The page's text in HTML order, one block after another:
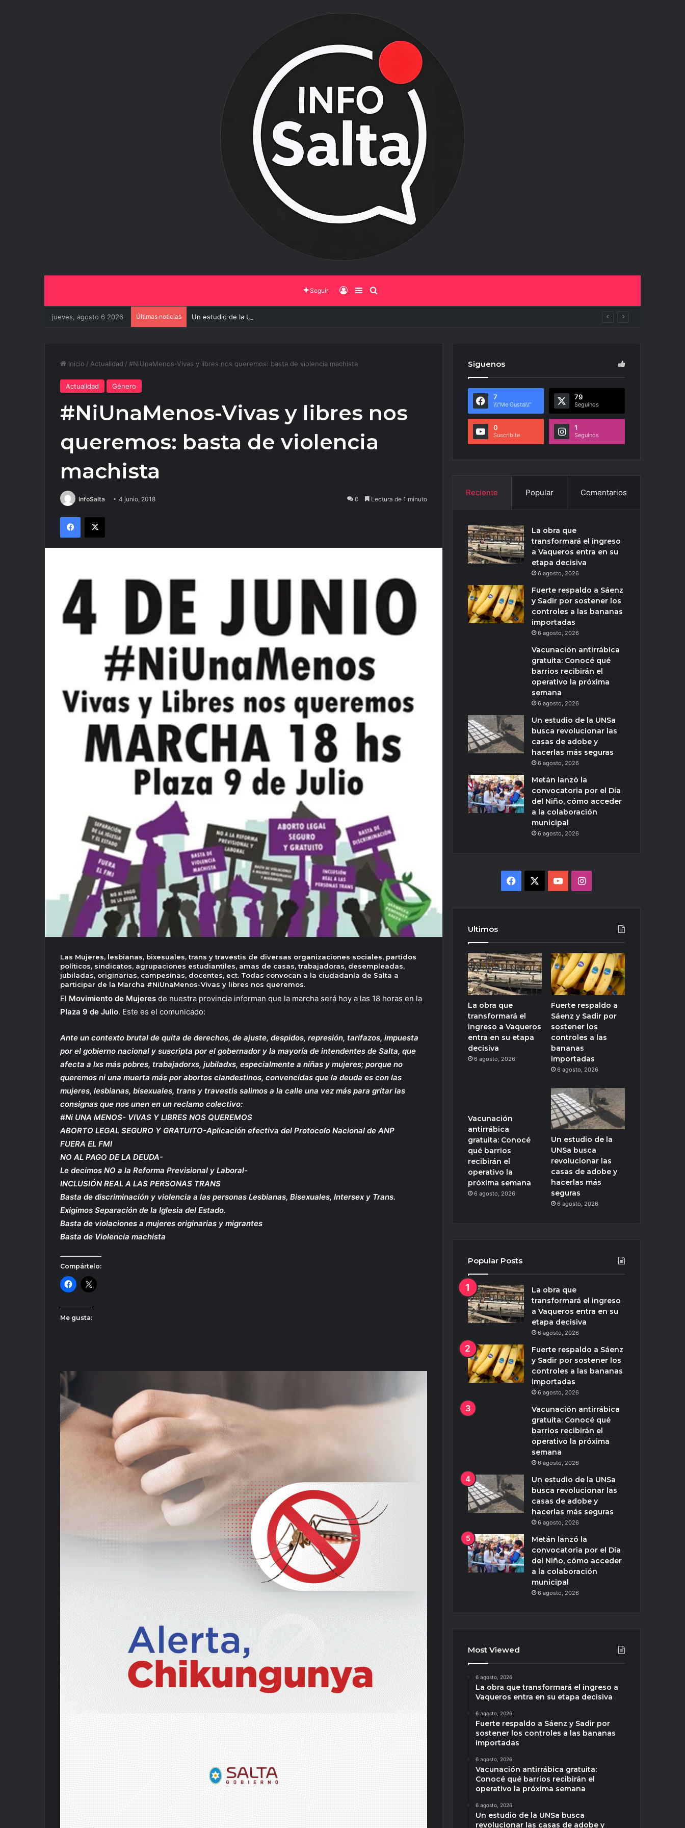
Seguir Iniciar Sesión
Barra Lateral
jueves, agosto 6 2026 Últimas noticias Un estudio de la UNSa busca revolucionar las casas de adobe y hacerlas más seguras
Inicio / Actualidad / #NiUnaMenos-Vivas y libres nos queremos: basta de violencia machista
Actualidad Género
#NiUnaMenos-Vivas y libres nos
queremos: basta de violencia
machista
InfoSalta 4 junio, 2018 0 Lectura de 1 minuto
Facebook
X
Las Mujeres, lesbianas, bixesuales, trans y travestis de diversas organizaciones sociales, partidos
políticos, sindicatos, agrupaciones estudiantiles, amas de casas, trabajadoras, desempleadas,
jubiladas, originarias, campesinas, docentes, ect. Todas convocan a la ciudadanía de Salta a
participar de la Marcha #NiUnaMenos-Vivas y libres nos queremos.
El Movimiento de Mujeres de nuestra provincia informan que la marcha será hoy a las 18 horas en la
Plaza 9 de Julio. Este es el comunicado:
Ante un contexto brutal de quita de derechos, de ajuste, despidos, represión, tarifazos, impuesta
por el gobierno nacional y suscripta por el gobernador y la mayoría de intendentes de Salta, que
afecta a lxs más pobres, trabajadorxs, jubiladxs, especialmente a niñas y mujeres; porque no
queremos ni una muerta más por abortos clandestinos, convencidas que la deuda es con las
mujeres, lesbianas, bisexuales, trans y travestis salimos a la calle una vez más para gritar las
consignas que nos unen en un reclamo colectivo:
#Ni UNA MENOS- VIVAS Y LIBRES NOS QUEREMOS
ABORTO LEGAL SEGURO Y GRATUITO-Aplicación efectiva del Protocolo Nacional de ANP
FUERA EL FMI
NO AL PAGO DE LA DEUDA-
Le decimos NO a la Reforma Previsional y Laboral-
INCLUSIÓN REAL A LAS PERSONAS TRANS
Basta de discriminación y violencia a las personas Lesbianas, Bisexuales, Intersex y Trans.
Exigimos Separación de la Iglesia del Estado.
Basta de violaciones a mujeres originarias y migrantes
Basta de Violencia machista
Compártelo:
Me gusta:
Siguenos
7
\\\"Me Gusta\\\"
79
Seguínos
0
Suscribite
1
Seguínos
Reciente Popular Comentarios
La obra que
transformará el ingreso
a Vaqueros entra en su
etapa decisiva
6 agosto, 2026
Fuerte respaldo a Sáenz
y Sadir por sostener los
controles a las bananas
importadas
6 agosto, 2026
Vacunación antirrábica
gratuita: Conocé qué
barrios recibirán el
operativo la próxima
semana
6 agosto, 2026
Un estudio de la UNSa
busca revolucionar las
casas de adobe y
hacerlas más seguras
6 agosto, 2026
Metán lanzó la
convocatoria por el Día
del Niño, cómo acceder
a la colaboración
municipal
6 agosto, 2026
Facebook YouTubeInstagram
Ultimos
La obra que
transformará el
ingreso a Vaqueros
entra en su etapa
decisiva
6 agosto, 2026
Fuerte respaldo a
Sáenz y Sadir por
sostener los
controles a las
bananas
importadas
6 agosto, 2026
Vacunación
antirrábica
gratuita: Conocé
qué barrios
recibirán el
operativo la
próxima semana
6 agosto, 2026
Un estudio de la
UNSa busca
revolucionar las
casas de adobe y
hacerlas más
seguras
6 agosto, 2026
Popular Posts
La obra que
transformará el ingreso
a Vaqueros entra en su
etapa decisiva
6 agosto, 2026
Fuerte respaldo a Sáenz
y Sadir por sostener los
controles a las bananas
importadas
6 agosto, 2026
Vacunación antirrábica
gratuita: Conocé qué
barrios recibirán el
operativo la próxima
semana
6 agosto, 2026
Un estudio de la UNSa
busca revolucionar las
casas de adobe y
hacerlas más seguras
6 agosto, 2026
Metán lanzó la
convocatoria por el Día
del Niño, cómo acceder
a la colaboración
municipal
6 agosto, 2026
Most Viewed
6 agosto, 2026
La obra que transformará el ingreso a
Vaqueros entra en su etapa decisiva
6 agosto, 2026
Fuerte respaldo a Sáenz y Sadir por
sostener los controles a las bananas
importadas
6 agosto, 2026
Vacunación antirrábica gratuita:
Conocé qué barrios recibirán el
operativo la próxima semana
6 agosto, 2026
Un estudio de la UNSa busca
revolucionar las casas de adobe y